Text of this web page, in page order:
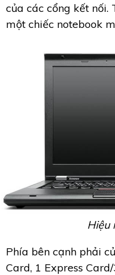
của các cổng kết
một chiếc notebook
Hiệu
Phía bên cạnh phải
Card, 1 Express